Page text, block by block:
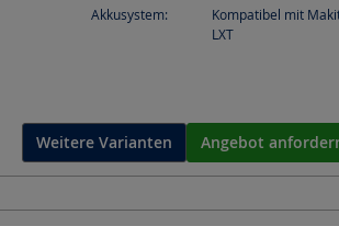
Akkusystem:
Kompatibel mit
LXT
Weitere Varianten Angebot